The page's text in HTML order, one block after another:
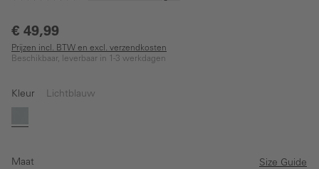
€ 49,99
Prijzen incl. BTW en excl. verzendkosten
Beschikbaar, leverbaar in 1-3 werkdagen
Kleur Lichtblauw
Lichtblauw
Maat Size Guide